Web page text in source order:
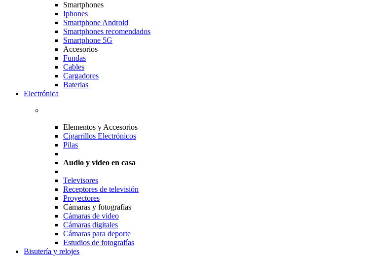
Smartphones
Iphones
Smartphone Android
Smartphones recomendados
Smartphone 5G
Accesorios
Fundas
Cables
Cargadores
Baterias
Electrónica
Elementos y Accesorios
Cigarrillos Electrónicos
Pilas
Audio y video en casa
Televisores
Receptores de televisión
Proyectores
Cámaras y fotografías
Cámaras de video
Cámaras digitales
Cámaras para deporte
Estudios de fotografías
Bisutería y relojes